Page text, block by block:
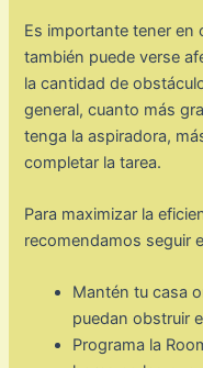
Es importante tener en
también puede verse
la cantidad de
general, cuanto más
tenga la aspiradora,
completar la tarea.
Para maximizar la
recomendamos seguir
Mantén tu casa
puedan obstruir
Programa la